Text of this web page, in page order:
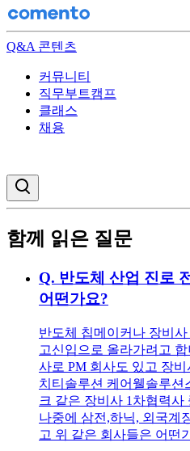
Q&A 콘텐츠
커뮤니티
직무부트캠프
클래스
채용
함께 읽은 질문
Q. 반도체 산업 진로
어떤가요?
반도체 칩메이커나 장비
고신입으로 올라가려고
사로 PM 회사도 있고 장비
치티솔루션 케어웰솔루션
크 같은 장비사 1차협력
나중에 삼전,하닉, 외국계
고 위 같은 회사들은 어떤